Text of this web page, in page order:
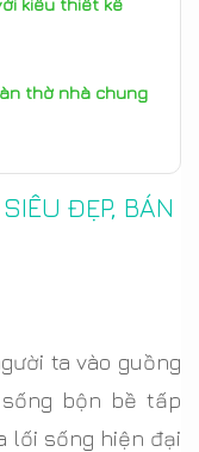
kiểu thiết kế
thờ nhà chung
ĐẸP, BÁN
ta vào guồng
bộn bề tấp
lối sống hiện đại